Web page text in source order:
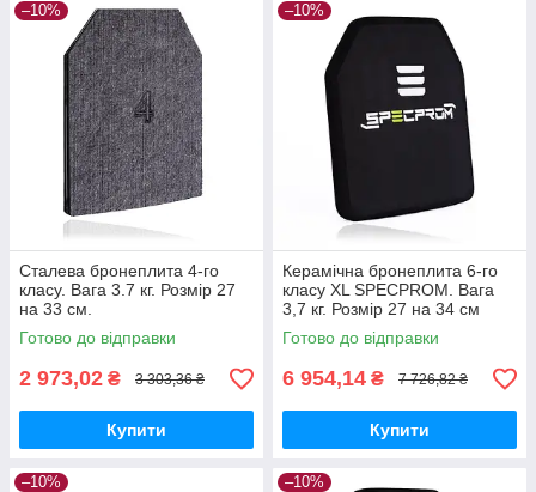
–10%
Сталева бронеплита 4-го
класу. Вага 3.7 кг. Розмір 27
на 33 см.
Готово до відправки
2 973,02 ₴ 3 303,36 ₴
Купити
–10%
Керамічна бронеплита 6-го
класу XL SPECPROM. Вага
3,7 кг. Розмір 27 на 34 см
Готово до відправки
6 954,14 ₴ 7 726,82 ₴
Купити
–10% –10%